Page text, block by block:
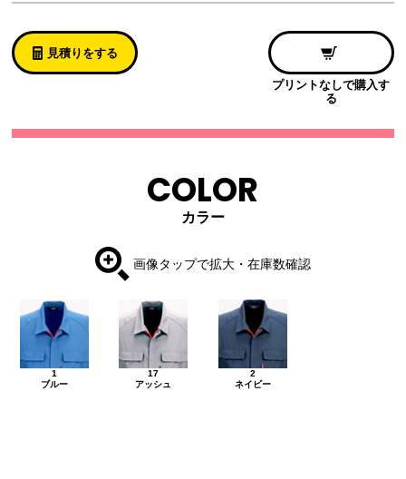
見積りをする
プリントなしで購入す
る
COLOR
カラー
画像タップで拡大・在庫数確認
1
ブルー
17
アッシュ
2
ネイビー